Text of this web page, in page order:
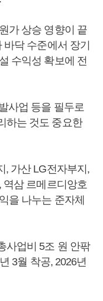
가 상승 영향이 끝
바닥 수준에서 장기
수익성 확보에 전
사업 등을 필두로
하는 것도 중요한
, 가산 LG전자부지,
역삼 르메르디앙호
을 나누는 준자체
사업비 5조 원 안팎
3월 착공, 2026년